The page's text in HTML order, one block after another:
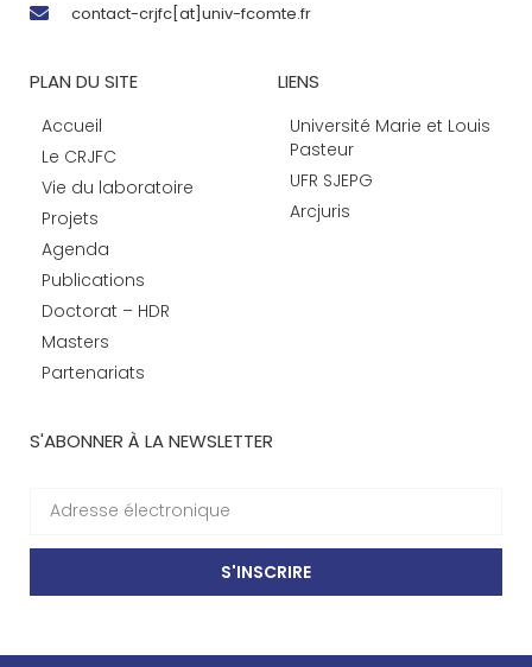
contact-crjfc[at]univ-fcomte.fr
PLAN DU SITE
Accueil
Le CRJFC
Vie du laboratoire
Projets
Agenda
Publications
Doctorat – HDR
Masters
Partenariats
LIENS
Université Marie et Louis
Pasteur
UFR SJEPG
Arcjuris
S'ABONNER À LA NEWSLETTER
S'INSCRIRE